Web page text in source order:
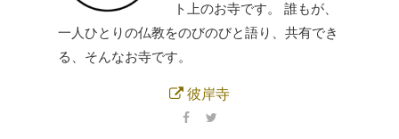
ト上のお寺です。 誰もが、
一人ひとりの仏教をのびのびと語り、共有でき
る、そんなお寺です。
彼岸寺